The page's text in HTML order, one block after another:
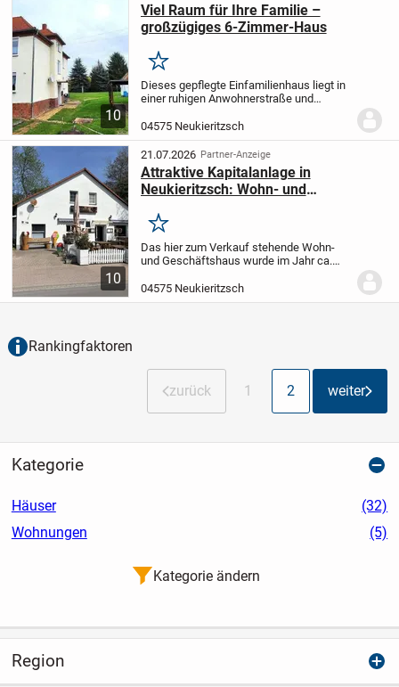
10
Viel Raum für Ihre Familie –
großzügiges 6-Zimmer-Haus
Merken
Dieses gepflegte Einfamilienhaus liegt in
einer ruhigen Anwohnerstraße und
sowie ein großzügiges Grundstück von
1.062?m² – ideal für Gartenliebhaber
oder...
04575 Neukieritzsch
10
21.07.2026 Partner-Anzeige
Attraktive Kapitalanlage in
Neukieritzsch: Wohn- und
Merken
Das hier zum Verkauf stehende Wohn-
und Geschäftshaus wurde im Jahr ca.
einer Wohneinheit im Dachgeschoss
sowie einem Ladenlokal im Erdgeschoss.
04575 Neukieritzsch
Rankingfaktoren
zurück 1 2 weiter
Kategorie
Häuser
(32)
Wohnungen
(5)
Kategorie ändern
Region